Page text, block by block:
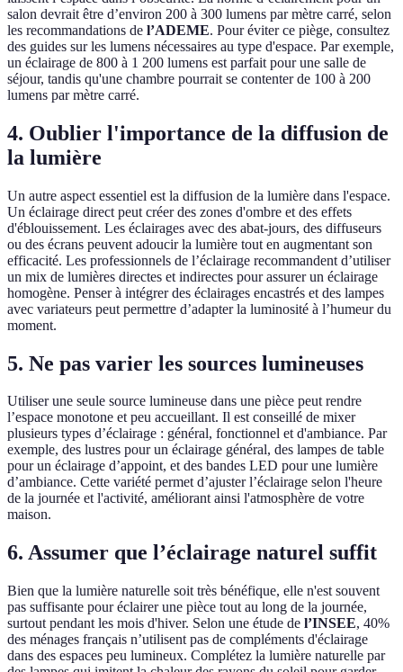
salon devrait être d’environ 200 à 300 lumens par mètre carré, selon
les recommandations de l’ADEME. Pour éviter ce piège, consultez
des guides sur les lumens nécessaires au type d'espace. Par exemple,
un éclairage de 800 à 1 200 lumens est parfait pour une salle de
séjour, tandis qu'une chambre pourrait se contenter de 100 à 200
lumens par mètre carré.
4. Oublier l'importance de la diffusion de
la lumière
Un autre aspect essentiel est la diffusion de la lumière dans l'espace.
Un éclairage direct peut créer des zones d'ombre et des effets
d'éblouissement. Les éclairages avec des abat-jours, des diffuseurs
ou des écrans peuvent adoucir la lumière tout en augmentant son
efficacité. Les professionnels de l’éclairage recommandent d’utiliser
un mix de lumières directes et indirectes pour assurer un éclairage
homogène. Penser à intégrer des éclairages encastrés et des lampes
avec variateurs peut permettre d’adapter la luminosité à l’humeur du
moment.
5. Ne pas varier les sources lumineuses
Utiliser une seule source lumineuse dans une pièce peut rendre
l’espace monotone et peu accueillant. Il est conseillé de mixer
plusieurs types d’éclairage : général, fonctionnel et d'ambiance. Par
exemple, des lustres pour un éclairage général, des lampes de table
pour un éclairage d’appoint, et des bandes LED pour une lumière
d’ambiance. Cette variété permet d’ajuster l’éclairage selon l'heure
de la journée et l'activité, améliorant ainsi l'atmosphère de votre
maison.
6. Assumer que l’éclairage naturel suffit
Bien que la lumière naturelle soit très bénéfique, elle n'est souvent
pas suffisante pour éclairer une pièce tout au long de la journée,
surtout pendant les mois d'hiver. Selon une étude de l’INSEE, 40%
des ménages français n’utilisent pas de compléments d'éclairage
dans des espaces peu lumineux. Complétez la lumière naturelle par